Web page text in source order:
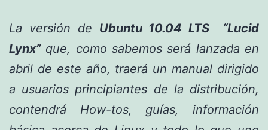
La versión de Ubuntu 10.04 LTS “Lucid
Lynx”que, como sabemos será lanzada en
abril de este año, traerá un manual dirigido
a usuarios principiantes de la distribución,
contendrá How-tos, guías, información